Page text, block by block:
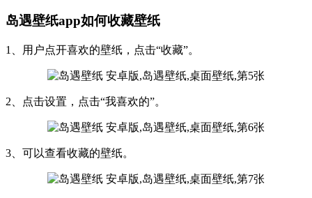
岛遇壁纸app如何收藏壁纸
1、用户点开喜欢的壁纸，点击“收藏”。
2、点击设置，点击“我喜欢的”。
3、可以查看收藏的壁纸。